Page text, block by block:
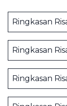
Ringkasan
Ringkasan
Ringkasan